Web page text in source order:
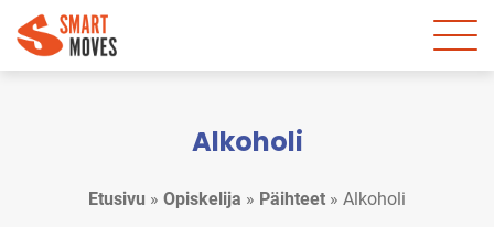
Alkoholi
Etusivu » Opiskelija » Päihteet » Alkoholi